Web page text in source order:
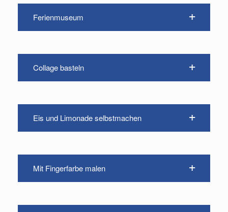
Ferienmuseum
Collage basteln
Eis und Limonade selbstmachen
Mit Fingerfarbe malen